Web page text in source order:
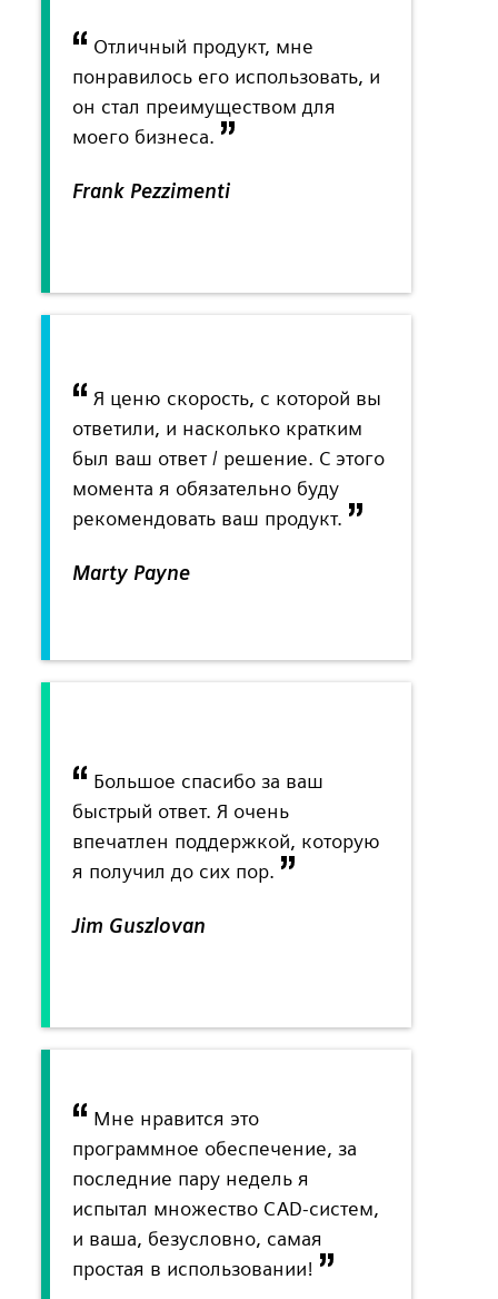
Отличный продукт, мне
понравилось его использовать, и
он стал преимуществом для
моего бизнеса.
Frank Pezzimenti
Я ценю скорость, с которой вы
ответили, и насколько кратким
был ваш ответ / решение. С этого
момента я обязательно буду
рекомендовать ваш продукт.
Marty Payne
Большое спасибо за ваш
быстрый ответ. Я очень
впечатлен поддержкой, которую
я получил до сих пор.
Jim Guszlovan
Мне нравится это
программное обеспечение, за
последние пару недель я
испытал множество CAD-систем,
и ваша, безусловно, самая
простая в использовании!